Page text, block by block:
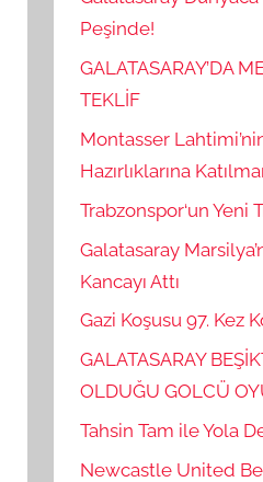
Peşinde!
GALATASARAY’DA
TEKLİF
Montasser
Hazırlıklarına
Trabzonspor‘un Yeni
Galatasaray
Kancayı Attı
Gazi Koşusu 97. Kez
GALATASARAY
OLDUĞU GOLCÜ
Tahsin Tam ile Yola
Newcastle United